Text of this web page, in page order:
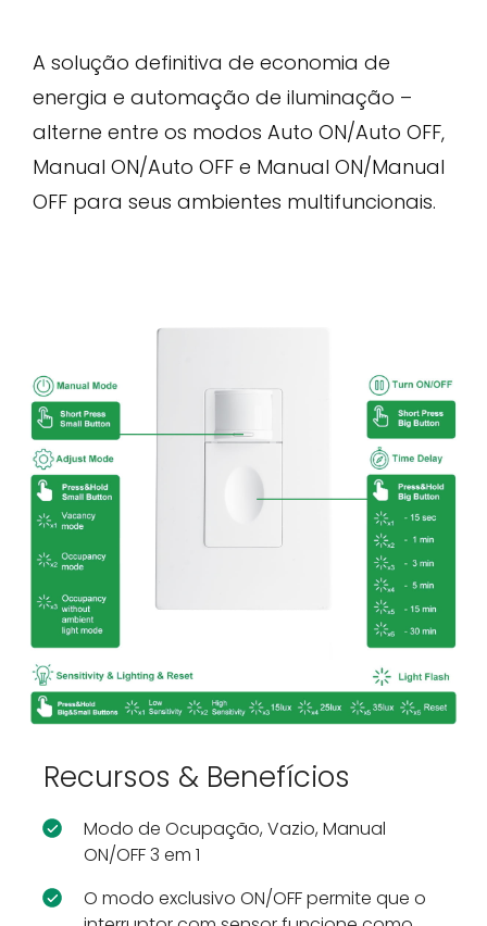
A solução definitiva de economia de
energia e automação de iluminação –
alterne entre os modos Auto ON/Auto OFF,
Manual ON/Auto OFF e Manual ON/Manual
OFF para seus ambientes multifuncionais.
Recursos & Benefícios
Modo de Ocupação, Vazio, Manual
ON/OFF 3 em 1
O modo exclusivo ON/OFF permite que o